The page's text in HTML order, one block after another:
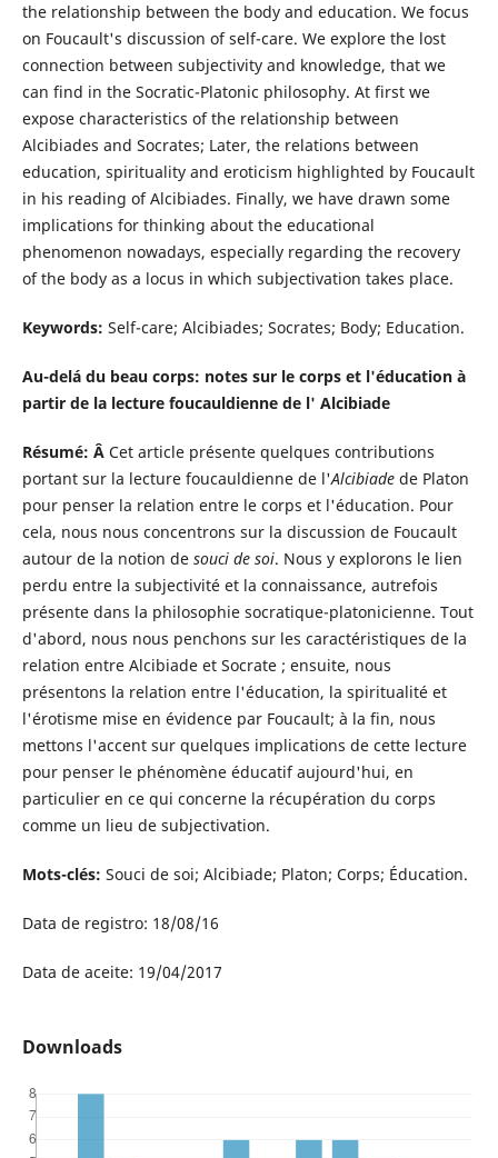
the relationship between the body and education. We focus
on Foucault's discussion of self-care. We explore the lost
connection between subjectivity and knowledge, that we
can find in the Socratic-Platonic philosophy. At first we
expose characteristics of the relationship between
Alcibiades and Socrates; Later, the relations between
education, spirituality and eroticism highlighted by Foucault
in his reading of Alcibiades. Finally, we have drawn some
implications for thinking about the educational
phenomenon nowadays, especially regarding the recovery
of the body as a locus in which subjectivation takes place.
Keywords: Self-care; Alcibiades; Socrates; Body; Education.
Au-delá du beau corps: notes sur le corps et l'éducation à
partir de la lecture foucauldienne de l' Alcibiade
Résumé: Â Cet article présente quelques contributions
portant sur la lecture foucauldienne de l'Alcibiadede Platon
pour penser la relation entre le corps et l'éducation. Pour
cela, nous nous concentrons sur la discussion de Foucault
autour de la notion de souci de soi. Nous y explorons le lien
perdu entre la subjectivité et la connaissance, autrefois
présente dans la philosophie socratique-platonicienne. Tout
d'abord, nous nous penchons sur les caractéristiques de la
relation entre Alcibiade et Socrate ; ensuite, nous
présentons la relation entre l'éducation, la spiritualité et
l'érotisme mise en évidence par Foucault; à la fin, nous
mettons l'accent sur quelques implications de cette lecture
pour penser le phénomène éducatif aujourd'hui, en
particulier en ce qui concerne la récupération du corps
comme un lieu de subjectivation.
Mots-clés: Souci de soi; Alcibiade; Platon; Corps; Éducation.
Data de registro: 18/08/16
Data de aceite: 19/04/2017
Downloads